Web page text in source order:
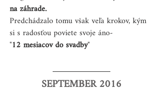
na záhrade.
Predchádzalo tomu však veľa krokov, kým
si s radosťou poviete svoje áno-
"12 mesiacov do svadby"
SEPTEMBER 2016